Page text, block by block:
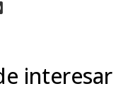
interesar